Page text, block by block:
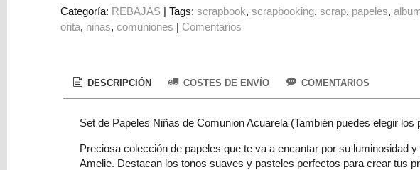
Carrito
Categoría: REBAJAS |Tags:scrapbook scrapbooking scrap papeles
orita ninas comuniones | Comentarios
DESCRIPCIÓN COSTES DE ENVÍO COMENTARIOS
Set de Papeles Niñas de Comunion Acuarela (También puedes elegir los
Preciosa colección de papeles que te va a encantar por su luminosidad
Amelie. Destacan los tonos suaves y pasteles perfectos para crear tus